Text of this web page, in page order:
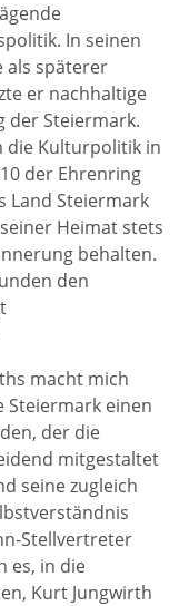
In seinen
als späterer
er nachhaltige
der Steiermark.
die Kulturpolitik in
der Ehrenring
Land Steiermark
Heimat stets
behalten.
den
macht mich
einen
der die
mitgestaltet
seine zugleich
Stellvertreter
es, in die
Kurt Jungwirth